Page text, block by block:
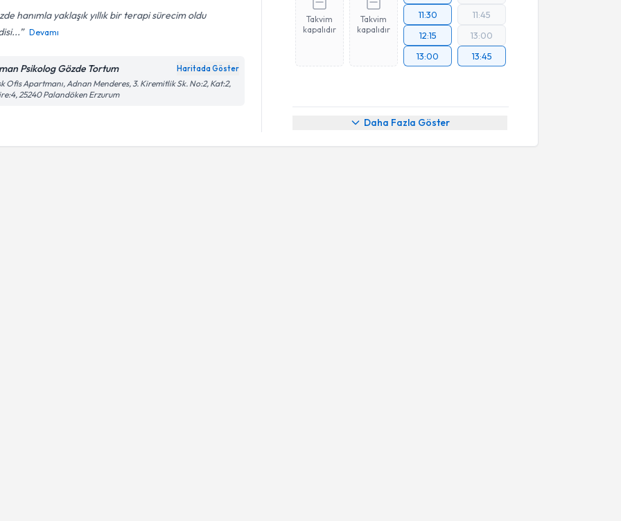
hanımla yaklaşık yıllık bir terapi sürecim oldu
Devamı
Psikolog Gözde Tortum Haritada Göster
Ofis Apartmanı, Adnan Menderes, 3. Kiremitlik Sk. No:2, Kat:2,
25240 Palandöken Erzurum
Takvim
kapalıdır
Takvim
kapalıdır
11:30
12:15
13:00
11:45
13:00
13:45
Daha Fazla Göster